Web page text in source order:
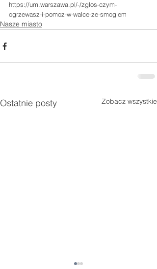
https://um.warszawa.pl/-/zglos-czym-
ogrzewasz-i-pomoz-w-walce-ze-smogiem
Nasze miasto
Ostatnie posty Zobacz wszystkie